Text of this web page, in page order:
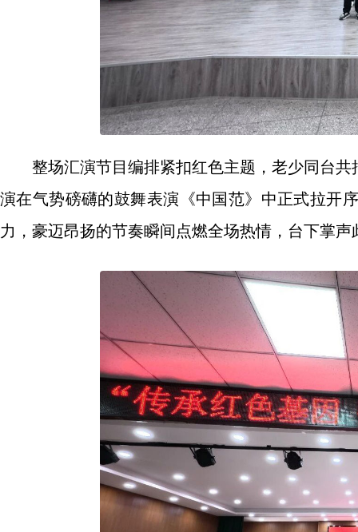
整场汇演节目编排紧扣红色主题，老少同台
演在气势磅礴的鼓舞表演《中国范》中正式拉开
力，豪迈昂扬的节奏瞬间点燃全场热情，台下掌